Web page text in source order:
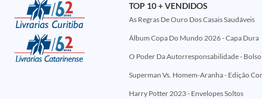
TOP 10 + VENDIDOS
As Regras De Ouro Dos Casais Saudáveis
Álbum Copa Do Mundo 2026 - Capa Dura
O Poder Da Autorresponsabilidade - Bolso
Harry Potter 2023 - Envelopes Soltos